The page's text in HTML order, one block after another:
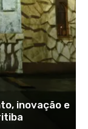
inovação e